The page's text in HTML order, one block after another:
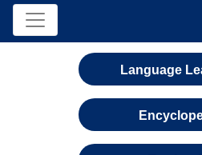
Language